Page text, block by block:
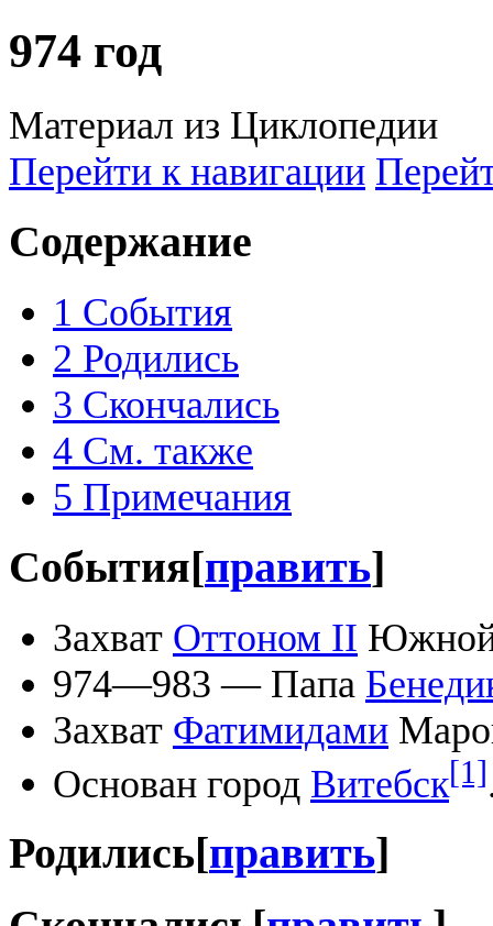
974 год
Материал из Циклопедии
Перейти к навигации
Содержание
1 События
2 Родились
3 Скончались
4 См. также
5 Примечания
События[править]
Захват Оттоном II
974—983 — Папа
Захват Фатимидами
Основан город Витебск[1]
Родились[править]